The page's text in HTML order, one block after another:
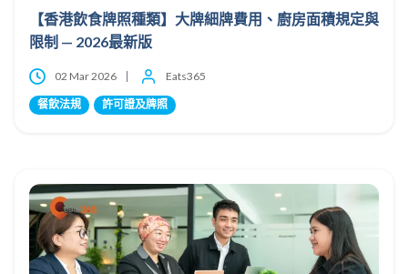
【香港飲食牌照種類】大牌細牌費用、廚房面積規定與
限制 — 2026最新版
02 Mar 2026 Eats365
餐飲法規 許可證及牌照